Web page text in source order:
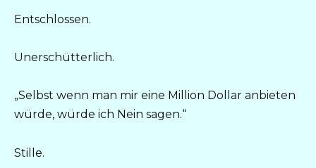
Entschlossen.
Unerschütterlich.
„Selbst wenn man mir eine Million Dollar anbieten
würde, würde ich Nein sagen.“
Stille.